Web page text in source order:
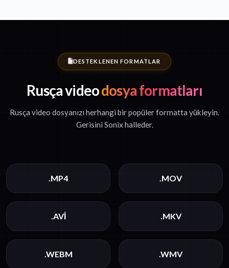
DESTEKLENEN FORMATLAR
Rusça videodosya formatları
Rusça video dosyanızı herhangi bir popüler formatta yükleyin.
Gerisini Sonix halleder.
.MP4 .MOV
.AVI .MKV
.WEBM .WMV